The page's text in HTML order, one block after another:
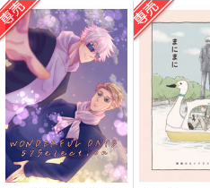
五条悟×七海建人
サンプル
作品詳細
五条悟×七海
サン
作品